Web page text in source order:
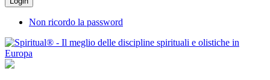
Non ricordo la password